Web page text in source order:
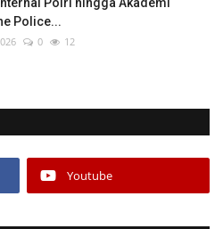
Police...
0 12
Youtube